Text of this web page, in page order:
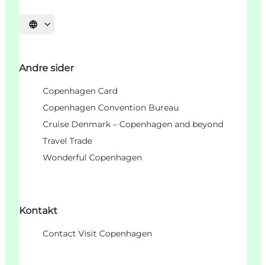
Vælg sprog
Andre sider
Copenhagen Card
Copenhagen Convention Bureau
Cruise Denmark – Copenhagen and beyond
Travel Trade
Wonderful Copenhagen
Kontakt
Contact Visit Copenhagen